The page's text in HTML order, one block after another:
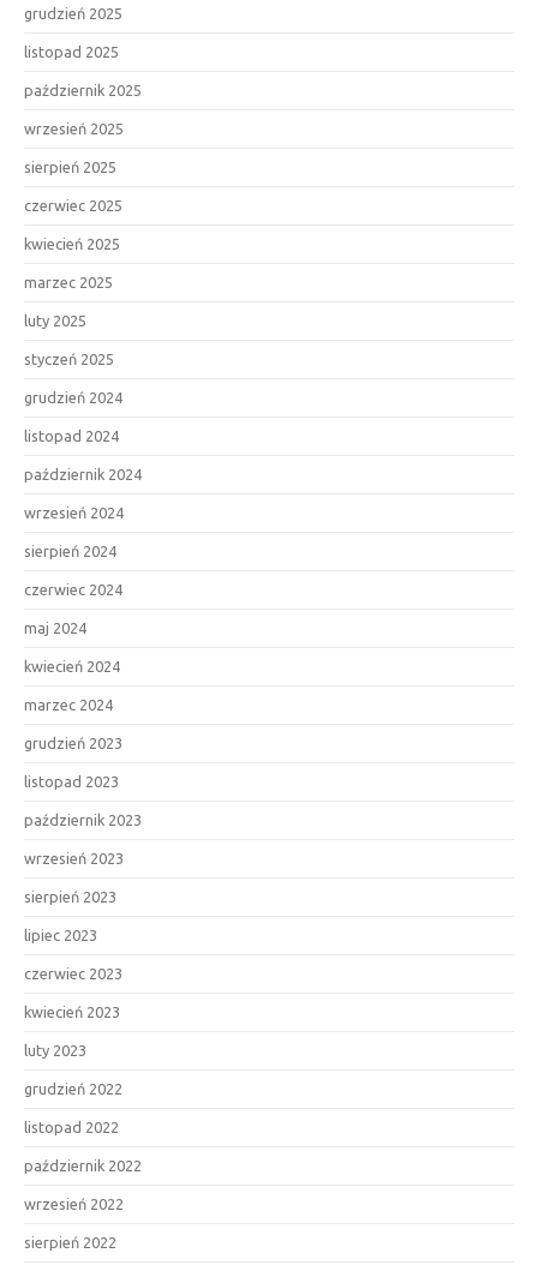
grudzień 2025
listopad 2025
październik 2025
wrzesień 2025
sierpień 2025
czerwiec 2025
kwiecień 2025
marzec 2025
luty 2025
styczeń 2025
grudzień 2024
listopad 2024
październik 2024
wrzesień 2024
sierpień 2024
czerwiec 2024
maj 2024
kwiecień 2024
marzec 2024
grudzień 2023
listopad 2023
październik 2023
wrzesień 2023
sierpień 2023
lipiec 2023
czerwiec 2023
kwiecień 2023
luty 2023
grudzień 2022
listopad 2022
październik 2022
wrzesień 2022
sierpień 2022